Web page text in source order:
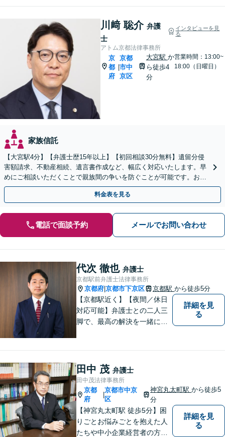
川﨑 聡介 弁護
士
インタビューを見
る
アトム京都法律事務所
京
都
府
京都
市中
京区
大宮駅 か
ら徒歩4
分
営業時間：13:00~
18:00（日曜日）
家族信託
【大宮駅4分】【弁護士歴15年以上】【初回相談30分無料】遺留分侵
害額請求、不動産相続、遺言書作成など、幅広く対応いたします。早
めにご相談いただくことで親族間の争いを防ぐことが可能です。おひ
とりで悩まず、まずは弁護士にご相談ください。
料金表を見る
電話で面談予約 メールでお問い合わせ
代次 徹也 弁護士
京都駅前弁護士法律事務所
京都府 京都市下京区 京都駅 から徒歩5分
【京都駅近く】【夜間／休日
対応可能】弁護士との二人三
脚で、最高の解決を一緒に目
可能です。【地域に根ざした
弁護士】まずは当事務所の無
料法律相談をご体験くださ
い。
詳細を見
る
田中 茂 弁護士
田中茂法律事務所
京都
府
|
京都市中京
区
神宮丸太町駅から徒歩5
分
【神宮丸太町駅 徒歩5分】困
りごとお悩みごとを抱えた人
たちや中小企業経営者の方々
詳細を見
る